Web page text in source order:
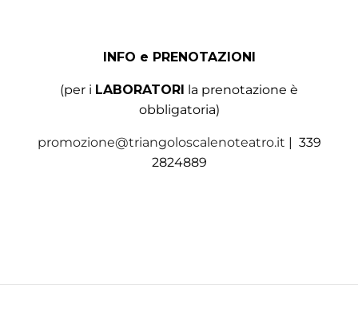
INFO e PRENOTAZIONI
(per i LABORATORI la prenotazione è
obbligatoria)
promozione@triangoloscalenoteatro.it | 339
2824889